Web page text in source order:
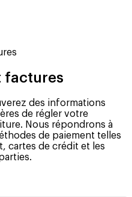
factures
des informations
de régler votre
Nous répondrons à
de paiement telles
cartes de crédit et les